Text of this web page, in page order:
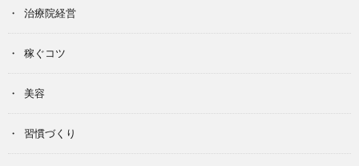
治療院経営
稼ぐコツ
美容
習慣づくり